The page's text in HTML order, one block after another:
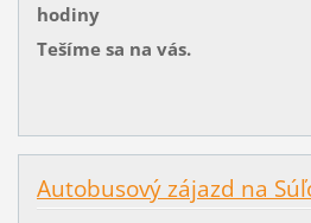
hodiny
Tešíme sa na vás.
Autobusový zájazd na